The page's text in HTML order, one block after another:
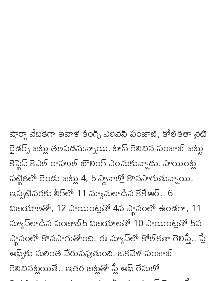
షార్జా వేదికగా ఇవాళ కింగ్స్‌ ఎలెవెన్‌ పంజాబ్‌, కోల్‌కతా నైట్‌
రైడర్స్‌ జట్లు తలపడనున్నాయి. టాస్‌ గెలిచిన పంజాబ్‌ జట్టు
కెప్టెన్‌ కెఎల్‌ రాహుల్‌ బౌలింగ్‌ ఎంచుకున్నాడు. పాయింట్ల
పట్టికలో రెండు జట్లు 4, 5 స్థానాల్లో కొనసాగుతున్నాయి.
ఇప్పటివరకు లీగ్‌లో 11 మ్యాచులాడిన కేకేఆర్‌.. 6
విజయాలతో, 12 పాయింట్లతో 4వ స్థానంలో ఉండగా, 11
మ్యాచ్‌లాడిన పంజాబ్‌5 విజయాలతో 10 పాయింట్లతో 5వ
స్థానంలో కొనసాగుతోంది. ఈ మ్యాచ్‌లో కోల్‌కతా గెలిస్తే.. ప్లే
ఆఫ్స్‌కు మరింత చేరువవుతుంది. ఒకవేళ పంజాబ్‌
గెలిచినట్లయితే.. ఇతర జట్లతో ప్లే ఆఫ్‌ రేసులో